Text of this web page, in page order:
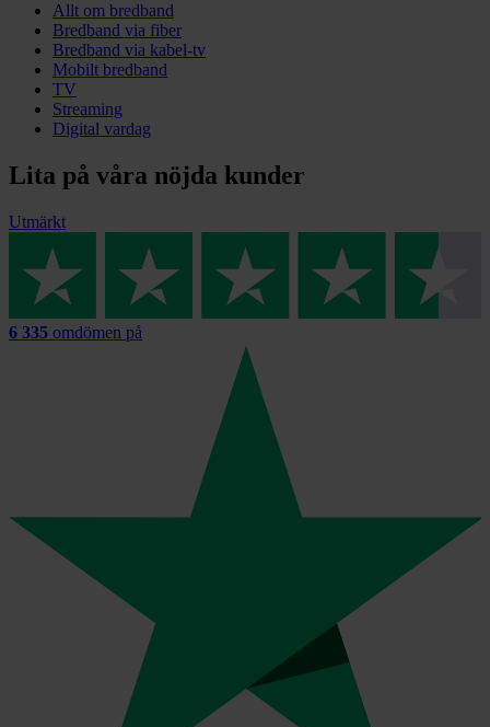
Allt om bredband
Bredband via fiber
Bredband via kabel-tv
Mobilt bredband
TV
Streaming
Digital vardag
Lita på våra nöjda kunder
Utmärkt
6 335 omdömen på